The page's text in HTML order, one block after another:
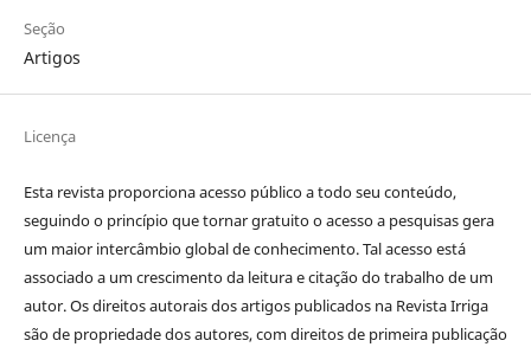
Seção
Artigos
Licença
Esta revista proporciona acesso público a todo seu conteúdo,
seguindo o princípio que tornar gratuito o acesso a pesquisas gera
um maior intercâmbio global de conhecimento. Tal acesso está
associado a um crescimento da leitura e citação do trabalho de um
autor. Os direitos autorais dos artigos publicados na Revista Irriga
são de propriedade dos autores, com direitos de primeira publicação